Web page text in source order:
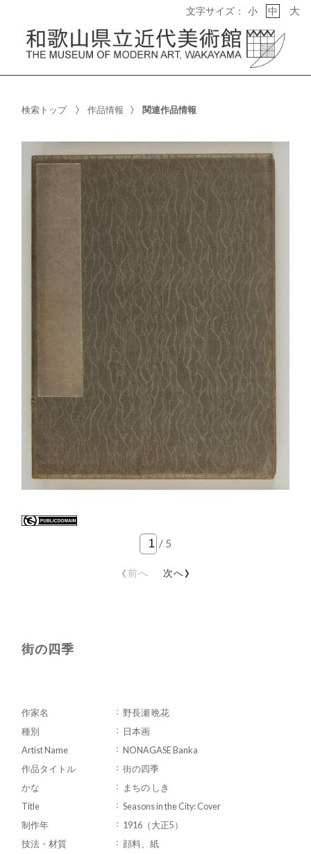
文字サイズ： 小 中 大
検索トップ 作品情報 関連作品情報
/ 5
‹前へ 次へ›
街の四季
作家名
野長瀬 晩花
種別
日本画
Artist Name
NONAGASE Banka
作品タイトル
街の四季
かな
まちの しき
Title
Seasons in the City: Cover
制作年
1916（大正5）
技法・材質
顔料、紙